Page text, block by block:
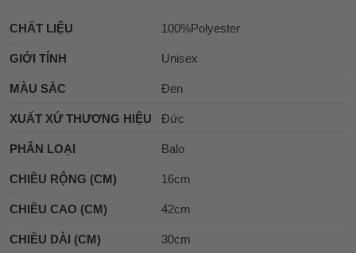
CHẤT LIỆU 100%Polyester
GIỚI TÍNH Unisex
MÀU SẮC Đen
XUẤT XỨ THƯƠNG HIỆU Đức
PHÂN LOẠI Balo
CHIỀU RỘNG (CM) 16cm
CHIỀU CAO (CM) 42cm
CHIỀU DÀI (CM) 30cm